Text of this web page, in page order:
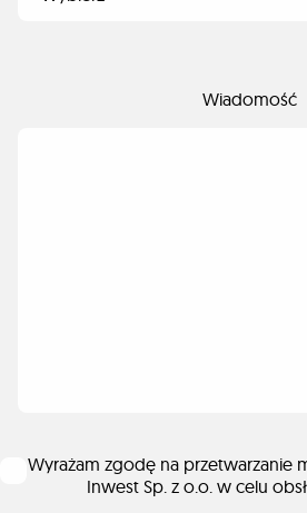
Wiadomość
Wyrażam zgodę na przetwarzanie
Inwest Sp. z o.o. w celu